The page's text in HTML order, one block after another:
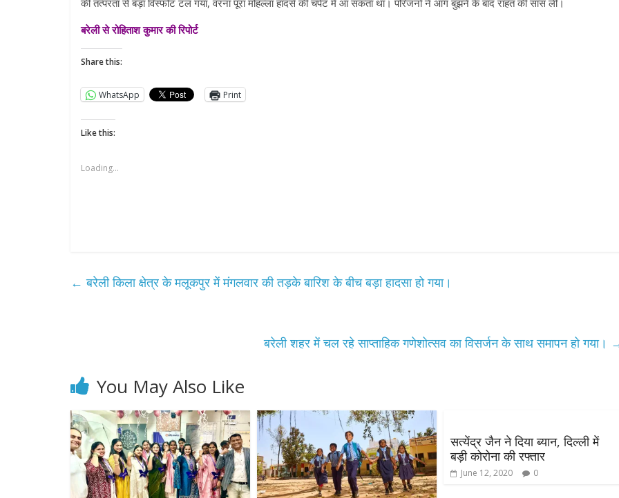
की तत्परता से बड़ा विस्फोट टल गया, वरना पूरा मोहल्ला हादसे की चपेट में आ सकता था। परिजनों ने आग बुझने के बाद राहत की सांस ली।
बरेली से रोहिताश कुमार की रिपोर्ट
Share this:
WhatsApp Print
Like this:
Loading...
← बरेली किला क्षेत्र के मलूकपुर में मंगलवार की तड़के बारिश के बीच बड़ा हादसा हो गया।
बरेली शहर में चल रहे साप्ताहिक गणेशोत्सव का विसर्जन के साथ समापन हो गया।
You May Also Like
सत्येंद्र जैन ने दिया ब्यान, दिल्ली में
बड़ी कोरोना की रफ्तार
June 12, 2020 0
स्वागत
August 6, 2021 Editor All Rights